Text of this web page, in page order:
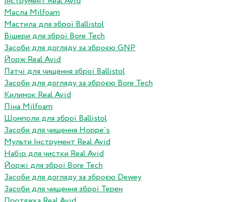
Масла Milfoam
Мастила для зброї Ballistol
Вішери для зброї Bore Tech
Засоби для догляду за зброєю GNP
Йорж Real Avid
Патчі для чищення зброї Ballistol
Засоби для догляду за зброєю Bore Tech
Килимок Real Avid
Піна Milfoam
Шомполи для зброї Ballistol
Засоби для чищення Hoppe`s
Мульти Інструмент Real Avid
Набір для чистки Real Avid
Йоржі для зброї Bore Tech
Засоби для догляду за зброєю Dewey
Засоби для чищення зброї Терен